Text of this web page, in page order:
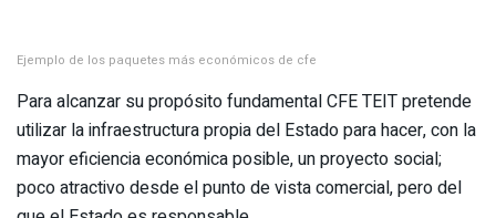
Ejemplo de los paquetes más económicos de cfe
Para alcanzar su propósito fundamental CFE TEIT pretende
utilizar la infraestructura propia del Estado para hacer, con la
mayor eficiencia económica posible, un proyecto social;
poco atractivo desde el punto de vista comercial, pero del